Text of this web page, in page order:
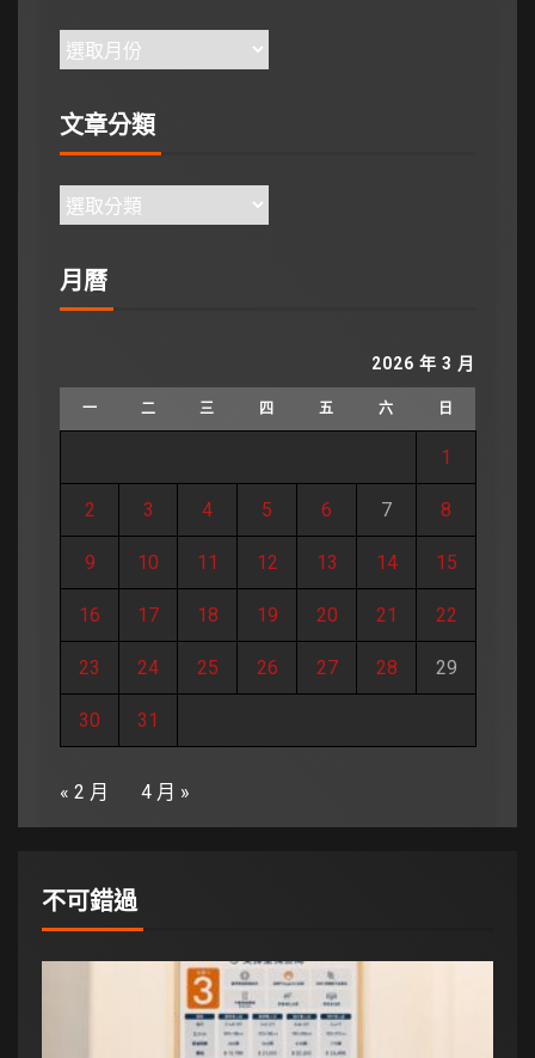
文章分類
月曆
2026 年 3 月
一 二 三 四 五 六 日
1
2 3 4 5 6 7 8
9 10 11 12 13 14 15
16 17 18 19 20 21 22
23 24 25 26 27 28 29
30 31
« 2 月 4 月 »
不可錯過